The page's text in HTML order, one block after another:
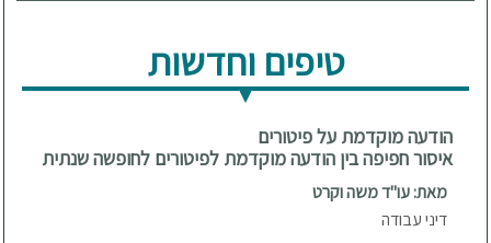
טיפים וחדשות
הודעה מוקדמת על פיטורים
איסור חפיפה בין הודעה מוקדמת לפיטורים לחופשה שנתית
מאת: עו"ד משה וקרט
דיני עבודה